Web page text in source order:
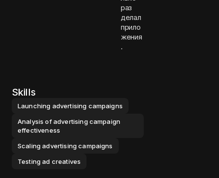
раз
делал
прило
жения
.
Skills
Launching advertising campaigns
Analysis of advertising campaign
effectiveness
Scaling advertising campaigns
Testing ad creatives